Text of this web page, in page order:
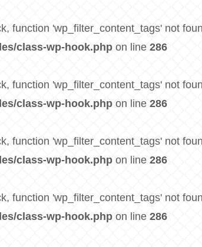
function 'wp_filter_content_tags' not
class-wp-hook.php on line 286
function 'wp_filter_content_tags' not
class-wp-hook.php on line 286
function 'wp_filter_content_tags' not
class-wp-hook.php on line 286
function 'wp_filter_content_tags' not
class-wp-hook.php on line 286